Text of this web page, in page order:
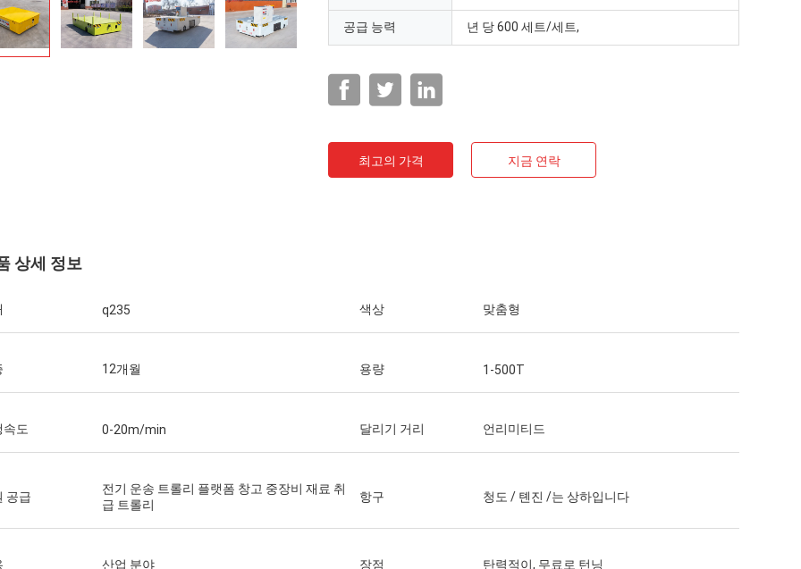
당신은 진짜로 5개의 별 회사입니다. 희망 I는
공급 능력 년 당 600 세트/세트,
최고의 가격 지금 연락
상세 정보
q235 색상 맞춤형
12개월 용량 1-500T
속도 0-20m/min 달리기 거리 언리미티드
공급
전기 운송 트롤리 플랫폼 창고 중장비 재료 취
급 트롤리
항구 청도 / 톈진 /는 상하입니다
산업 분야 장점 탄력적이, 무료로 턴닝